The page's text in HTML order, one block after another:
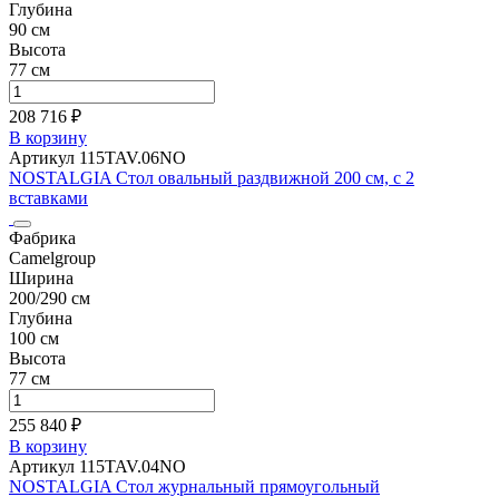
Глубина
90 см
Высота
77 см
208 716 ₽
В корзину
Артикул 115TAV.06NO
NOSTALGIA Стол овальный раздвижной 200 см, с 2
вставками
Фабрика
Camelgroup
Ширина
200/290 см
Глубина
100 см
Высота
77 см
255 840 ₽
В корзину
Артикул 115TAV.04NO
NOSTALGIA Стол журнальный прямоугольный